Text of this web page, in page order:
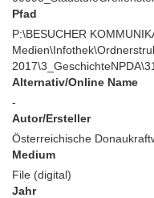
Pfad
P:\BESUCHER KOMMUNIKATION\Interaktive
Alternativ/Online Name
-
Autor/Ersteller
Österreichische
Medium
File (digital)
Jahr